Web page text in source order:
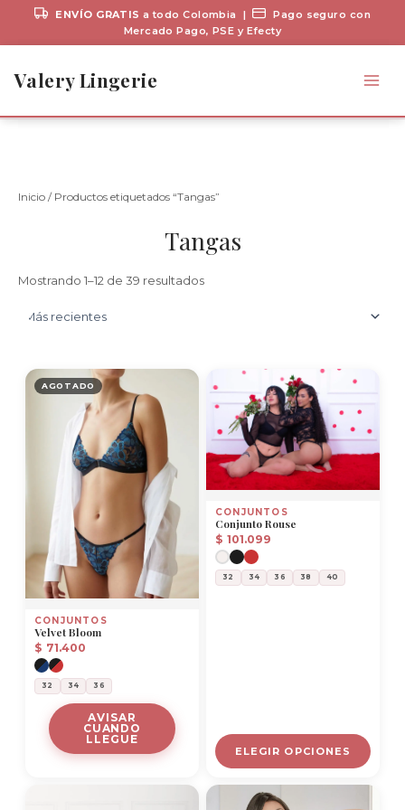
ENVÍO GRATIS a todo Colombia |
Pago seguro con
Mercado Pago, PSE y Efecty
Valery Lingerie
Inicio / Productos etiquetados “Tangas”
Tangas
Mostrando 1–12 de 39 resultadosSorted
AGOTADO
CONJUNTOS
Velvet Bloom
$ 71.400
32 34 36
AVISAR
CUANDO
LLEGUE
CONJUNTOS
Conjunto Rouse
$ 101.099
32 34 36 38 40
ELEGIR OPCIONES
producto